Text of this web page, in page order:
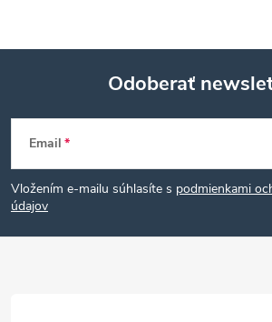
Z
á
p
Odoberať
Email
Vložením e-mailu súhlasíte s podmienkami
údajov